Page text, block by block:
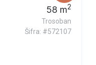
58 m2
Trosoban
Šifra: #572107